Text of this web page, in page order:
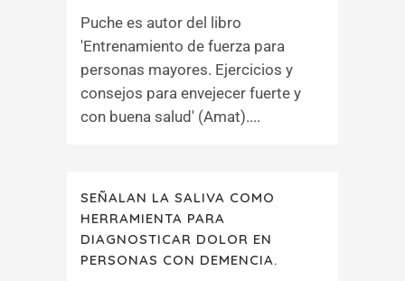
Puche es autor del libro
'Entrenamiento de fuerza para
personas mayores. Ejercicios y
consejos para envejecer fuerte y
con buena salud' (Amat)....
SEÑALAN LA SALIVA COMO
HERRAMIENTA PARA
DIAGNOSTICAR DOLOR EN
PERSONAS CON DEMENCIA.